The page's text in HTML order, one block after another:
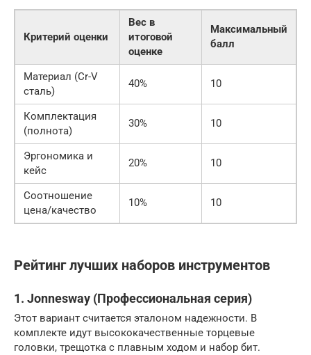
Критерий оценки
Вес в
итоговой
оценке
Максимальный
балл
Материал (Cr-V
сталь)
40% 10
Комплектация
(полнота)
30% 10
Эргономика и
кейс
20% 10
Соотношение
цена/качество
10% 10
Рейтинг лучших наборов инструментов
1. Jonnesway (Профессиональная серия)
Этот вариант считается эталоном надежности. В
комплекте идут высококачественные торцевые
головки, трещотка с плавным ходом и набор бит.